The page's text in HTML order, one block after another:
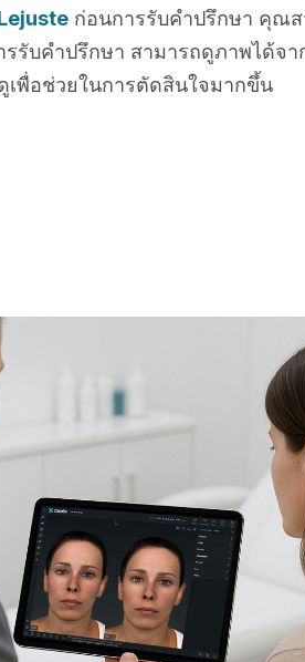
ก่อนการรับคำปรึกษา คุณ
รรับคำปรึกษา สามารถดูภาพได้จ
พื่อช่วยในการตัดสินใจมากขึ้น